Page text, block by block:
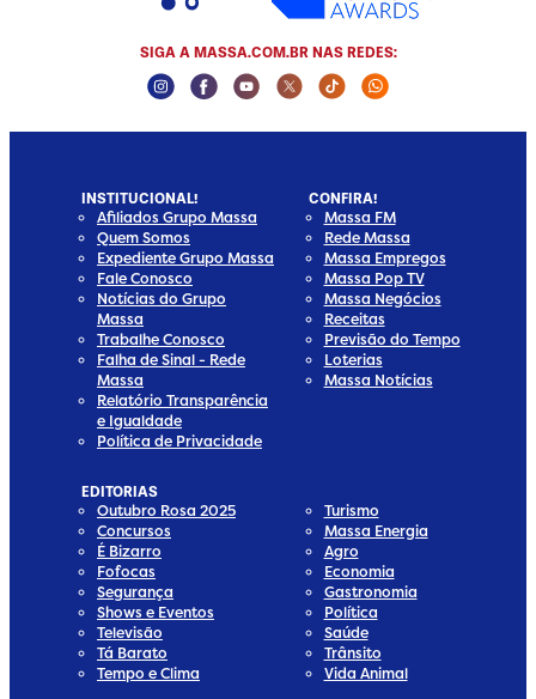
SIGA A MASSA.COM.BR NAS REDES:
Instagram Social Media
Facebook Social Media
Youtube Social Media
Twitter Social Media
Tiktok Social Media
Whatsapp
INSTITUCIONAL!
Afiliados Grupo Massa
Quem Somos
Expediente Grupo Massa
Fale Conosco
Notícias do Grupo
Massa
Trabalhe Conosco
Falha de Sinal - Rede
Massa
Relatório Transparência
e Igualdade
Política de Privacidade
CONFIRA!
Massa FM
Rede Massa
Massa Empregos
Massa Pop TV
Massa Negócios
Receitas
Previsão do Tempo
Loterias
Massa Notícias
EDITORIAS
Outubro Rosa 2025
Concursos
É Bizarro
Fofocas
Segurança
Shows e Eventos
Televisão
Tá Barato
Tempo e Clima
Turismo
Massa Energia
Agro
Economia
Gastronomia
Política
Saúde
Trânsito
Vida Animal